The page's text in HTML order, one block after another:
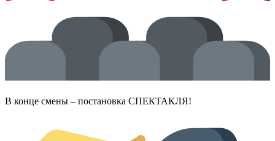
В конце смены – постановка СПЕКТАКЛЯ!